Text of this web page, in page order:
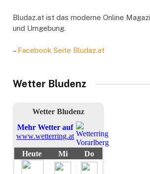
Bludaz.at ist das moderne Online
und Umgebung.
– Facebook Seite Bludaz.at
Wetter Bludenz